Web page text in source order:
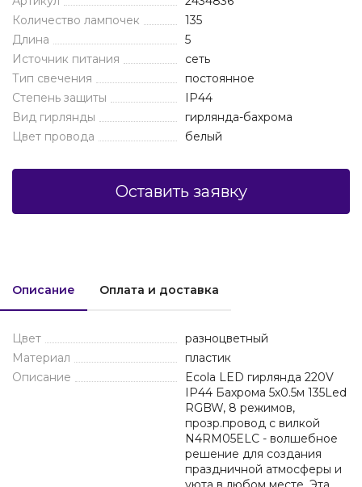
Количество лампочек
135
Длина
5
Источник питания
сеть
Тип свечения
постоянное
Степень защиты
IP44
Вид гирлянды
гирлянда-бахрома
Цвет провода
белый
Оставить заявку
Описание Оплата и доставка
Цвет
разноцветный
Материал
пластик
Описание
Ecola LED гирлянда 220V
IP44 Бахрома 5x0.5м 135Led
RGBW, 8 режимов,
прозр.провод с вилкой
N4RM05ELC - волшебное
решение для создания
праздничной атмосферы и